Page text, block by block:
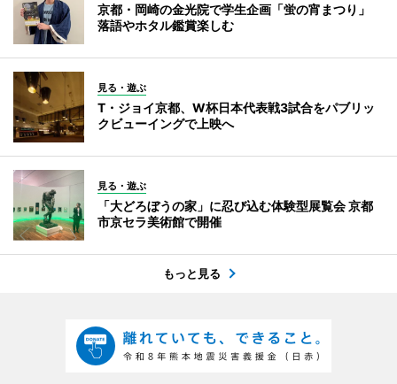
京都・岡崎の金光院で学生企画「蛍の宵まつり」
落語やホタル鑑賞楽しむ
見る・遊ぶ
T・ジョイ京都、W杯日本代表戦3試合をパブリッ
クビューイングで上映へ
見る・遊ぶ
「大どろぼうの家」に忍び込む体験型展覧会 京都
市京セラ美術館で開催
もっと見る